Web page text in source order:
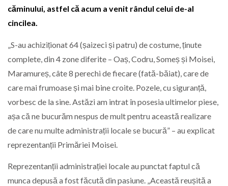
căminului, astfel că acum a venit rândul celui de-al
cincilea.
„S-au achiziționat 64 (șaizeci și patru) de costume, ținute
complete, din 4 zone diferite – Oaș, Codru, Someș și Moisei,
Maramureș, câte 8 perechi de fiecare (fată-băiat), care de
care mai frumoase și mai bine croite. Pozele, cu siguranță,
vorbesc de la sine. Astăzi am intrat în posesia ultimelor piese,
așa că ne bucurăm nespus de mult pentru această realizare
de care nu multe administrații locale se bucură” – au explicat
reprezentanții Primăriei Moisei.
Reprezentanții administrației locale au punctat faptul că
munca depusă a fost făcută din pasiune. „Această reușită a